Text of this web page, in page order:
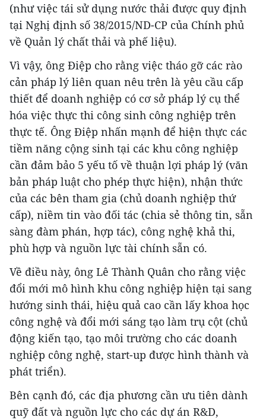
(như việc tái sử dụng nước thải được quy định
tại Nghị định số 38/2015/ND-CP của Chính phủ
về Quản lý chất thải và phế liệu).
Vì vậy, ông Điệp cho rằng việc tháo gỡ các rào
cản pháp lý liên quan nêu trên là yêu cầu cấp
thiết để doanh nghiệp có cơ sở pháp lý cụ thể
hóa việc thực thi công sinh công nghiệp trên
thực tế. Ông Điệp nhấn mạnh để hiện thực các
tiềm năng cộng sinh tại các khu công nghiệp
cần đảm bảo 5 yếu tố về thuận lợi pháp lý (văn
bản pháp luật cho phép thực hiện), nhận thức
của các bên tham gia (chủ doanh nghiệp thứ
cấp), niềm tin vào đối tác (chia sẻ thông tin, sẵn
sàng đàm phán, hợp tác), công nghệ khả thi,
phù hợp và nguồn lực tài chính sẵn có.
Về điều này, ông Lê Thành Quân cho rằng việc
đổi mới mô hình khu công nghiệp hiện tại sang
hướng sinh thái, hiệu quả cao cần lấy khoa học
công nghệ và đổi mới sáng tạo làm trụ cột (chủ
động kiến tạo, tạo môi trường cho các doanh
nghiệp công nghệ, start-up được hình thành và
phát triển).
Bên cạnh đó, các địa phương cần ưu tiên dành
quỹ đất và nguồn lực cho các dự án R&D,